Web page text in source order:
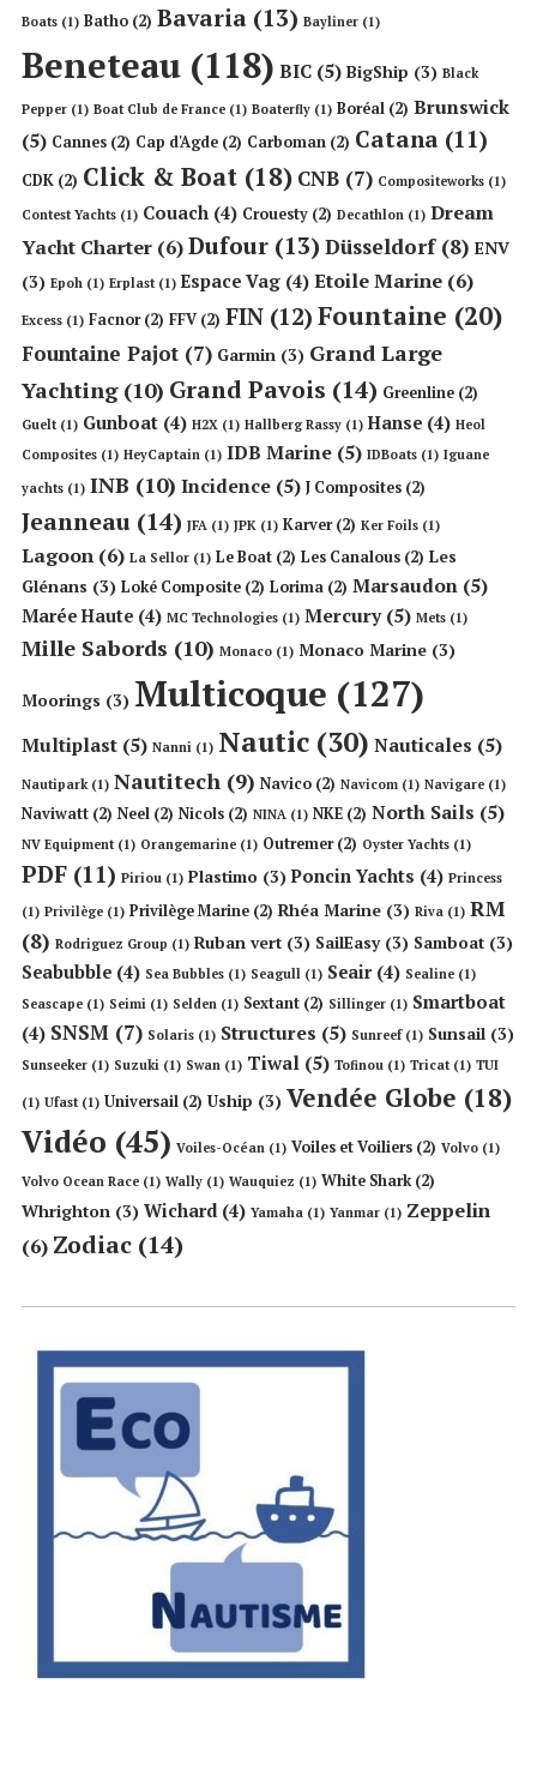
Boats (1) Batho (2) Bavaria (13) Bayliner (1)
Beneteau (118) BIC (5) BigShip (3) Black
Pepper (1) Boat Club de France (1) Boaterfly (1) Boréal (2) Brunswick
(5) Cannes (2) Cap d'Agde (2) Carboman (2) Catana (11)
CDK (2) Click & Boat (18) CNB (7) Compositeworks (1)
Contest Yachts (1) Couach (4) Crouesty (2) Decathlon (1) Dream
Yacht Charter (6)Dufour (13) Düsseldorf(8) ENV
(3) Epoh (1) Erplast (1) Espace Vag (4) Etoile Marine (6)
Excess (1) Facnor(2) FFV (2) FIN (12) Fountaine (20)
Fountaine Pajot (7) Garmin (3) Grand Large
Yachting(10) Grand Pavois (14) Greenline (2)
Guelt (1) Gunboat (4) H2X (1) Hallberg Rassy (1) Hanse (4) Heol
Composites (1) HeyCaptain (1) IDB Marine (5) IDBoats (1) Iguane
yachts (1) INB (10) Incidence (5) J Composites (2)
Jeanneau (14) JFA (1) JPK (1) Karver(2) Ker Foils (1)
Lagoon (6) La Sellor (1) Le Boat (2) Les Canalous (2) Les
Glénans (3) Loké Composite (2) Lorima (2) Marsaudon (5)
Marée Haute (4) MC Technologies (1) Mercury(5) Mets (1)
Mille Sabords (10) Monaco (1) Monaco Marine (3)
Moorings (3) Multicoque (127)
Multiplast (5) Nanni (1) Nautic (30) Nauticales (5)
Nautipark (1) Nautitech (9) Navico (2) Navicom (1) Navigare (1)
Naviwatt (2) Neel (2) Nicols (2) NINA (1) NKE (2) North Sails (5)
NV Equipment (1) Orangemarine (1) Outremer(2) Oyster Yachts (1)
PDF (11) Piriou (1) Plastimo (3) Poncin Yachts (4) Princess
(1) Privilège (1) Privilège Marine (2) Rhéa Marine (3) Riva (1) RM
(8) Rodriguez Group (1) Ruban vert (3) SailEasy(3) Samboat (3)
Seabubble (4) Sea Bubbles (1) Seagull (1) Seair(4) Sealine (1)
Seascape (1) Seimi (1) Selden (1) Sextant (2) Sillinger (1) Smartboat
(4) SNSM (7) Solaris (1) Structures (5) Sunreef(1) Sunsail (3)
Sunseeker (1) Suzuki (1) Swan (1) Tiwal (5) Tofinou (1) Tricat (1) TUI
(1) Ufast (1) Universail (2) Uship (3) Vendée Globe (18)
Vidéo (45) Voiles-Océan (1) Voiles et Voiliers (2) Volvo (1)
Volvo Ocean Race (1) Wally (1) Wauquiez (1) White Shark(2)
Whrighton (3) Wichard (4) Yamaha (1) Yanmar (1) Zeppelin
(6) Zodiac (14)